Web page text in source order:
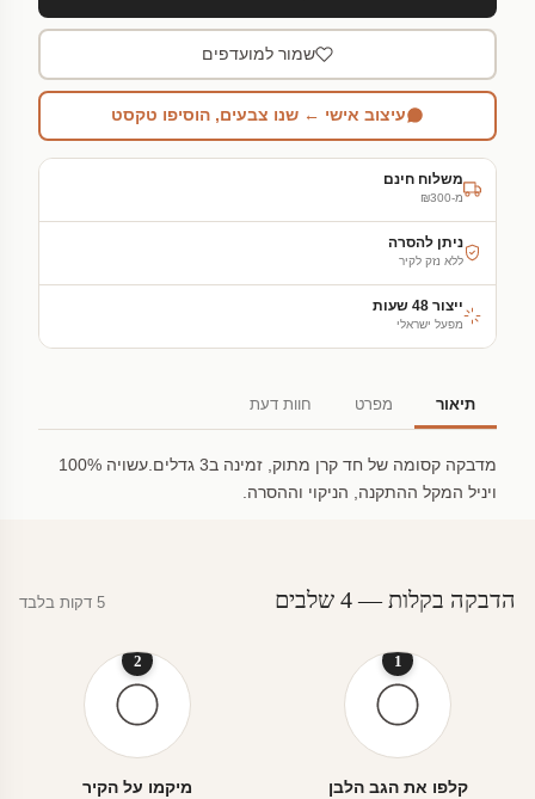
שמור למועדפים
עיצוב אישי ← שנו צבעים, הוסיפו טקסט
משלוח חינם
מ-₪300
ניתן להסרה
ללא נזק לקיר
ייצור 48 שעות
מפעל ישראלי
תיאור מפרט חוות דעת
מדבקה קסומה של חד קרן מתוק, זמינה ב3 גדלים.עשויה 100%
ויניל המקל ההתקנה, הניקוי וההסרה.
הדבקה בקלות — 4 שלבים 5 דקות בלבד
1
קלפו את הגב הלבן
2
מיקמו על הקיר